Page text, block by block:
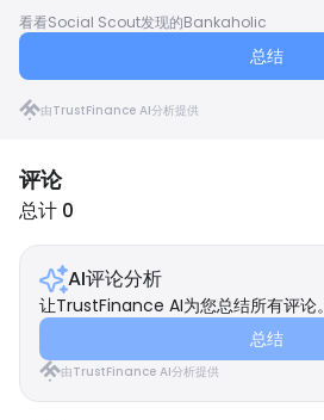
看看Social Scout发现的Bankaholic
总结
由TrustFinance AI分析提供
评论
总计 0
AI评论分析
让TrustFinance AI为您总结所有评论。
总结
由TrustFinance AI分析提供